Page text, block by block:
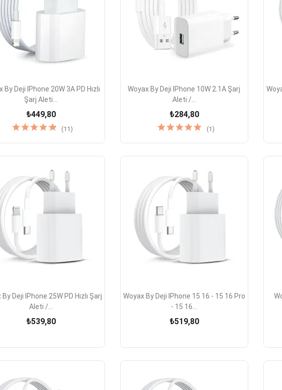
Hızlı Görünüm
By Deji IPhone 20W 3A PD Hızlı
Şarj Aleti...
₺449,80
(11)
Hızlı Görünüm
Woyax By Deji IPhone 10W 2.1A Şarj
Aleti /...
₺284,80
(1)
 Hızlı Görünüm
Deji IPhone 25W PD Hızlı Şarj
Aleti /...
₺539,80
 Hızlı Görünüm
Woyax By Deji IPhone 15 16 - 15 16 Pro
- 15 16...
₺519,80